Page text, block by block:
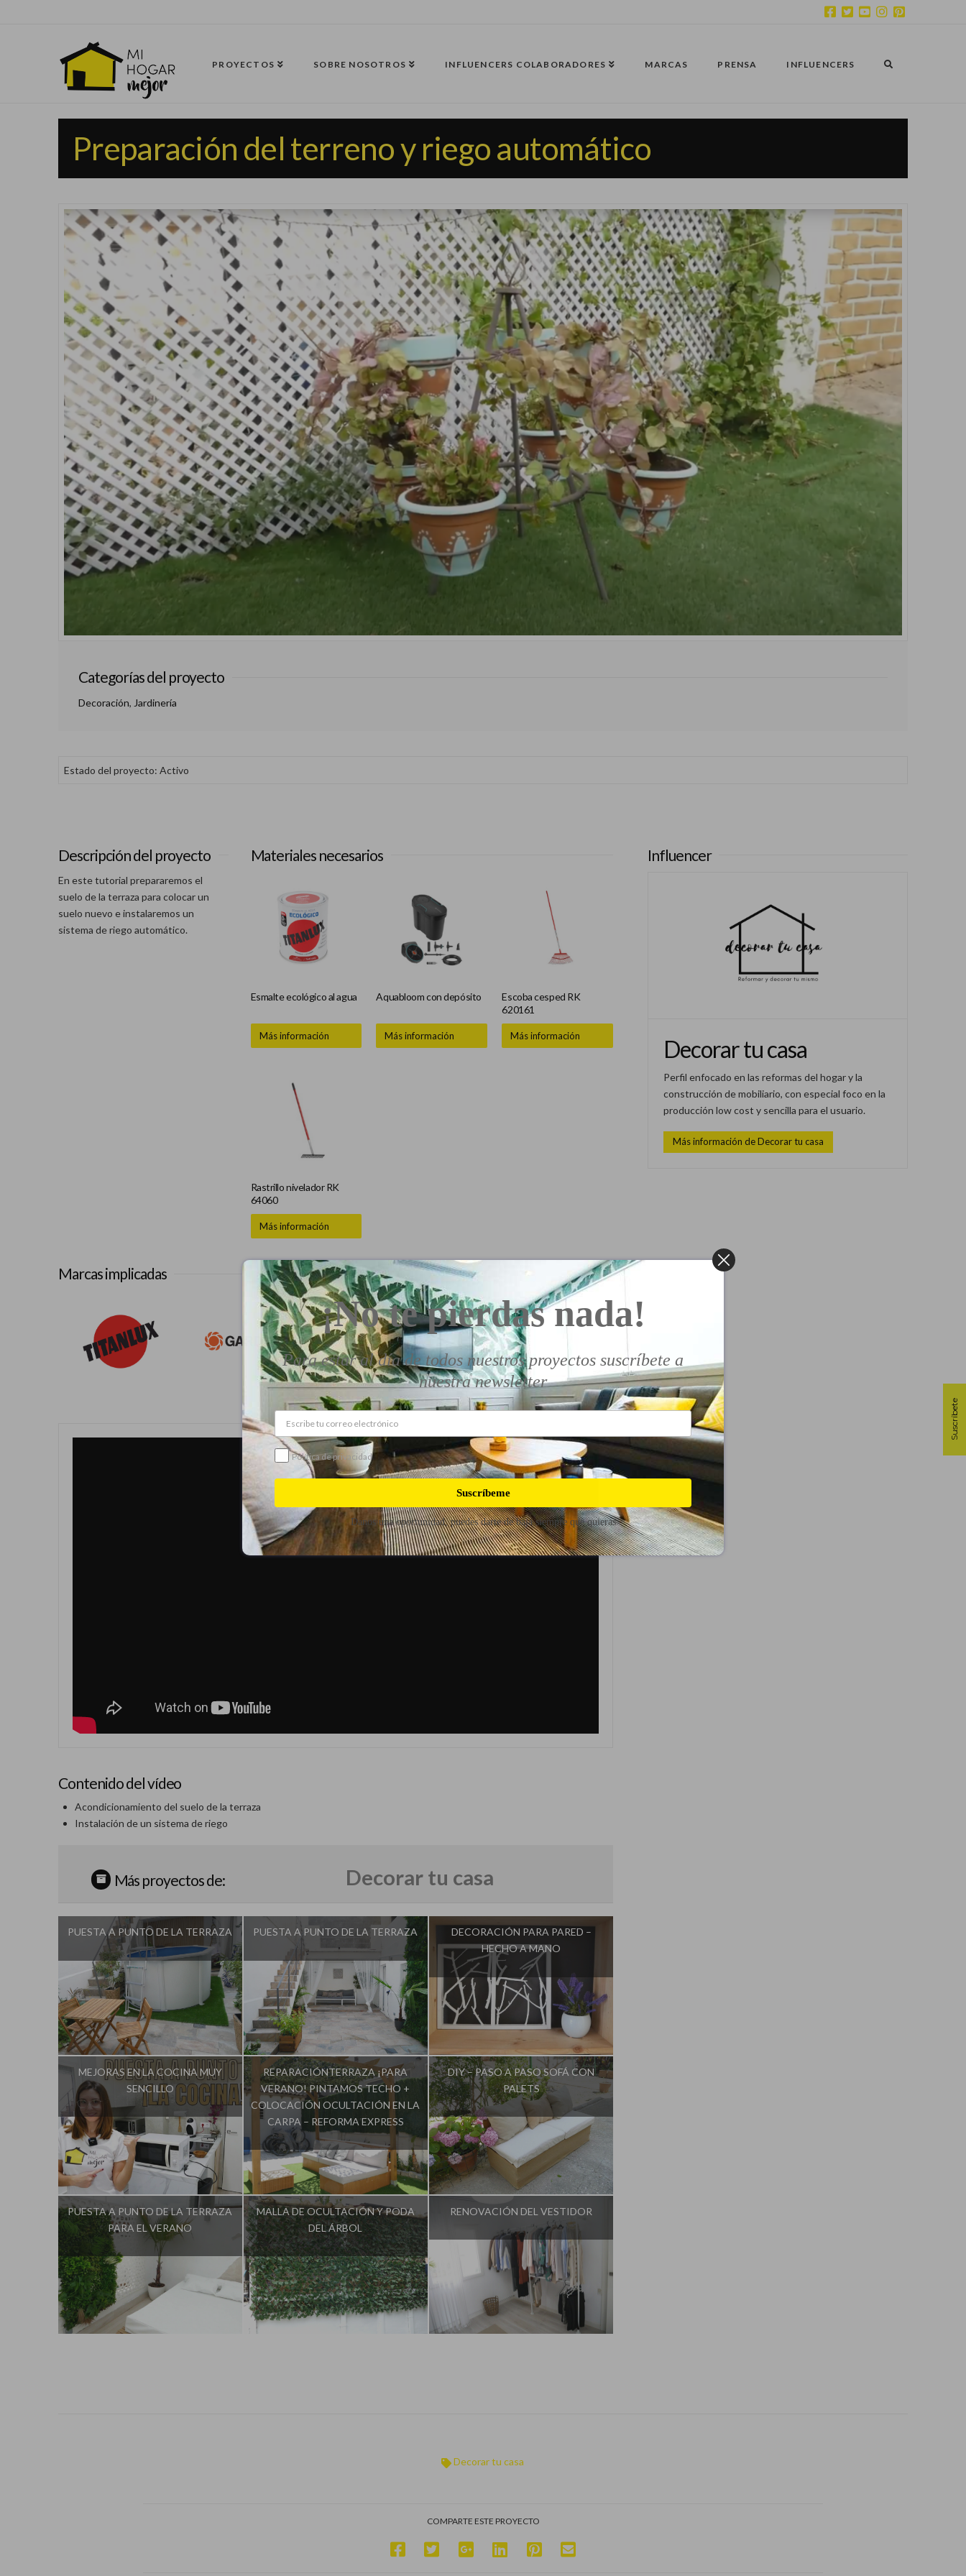
PROYECTOS SOBRE NOSOTROS INFLUENCERS COLABORADORES MARCAS PRENSA INFLUENCERS
Preparación del terreno y riego automático
Categorías del proyecto
Decoración, Jardinería
Estado del proyecto: Activo
Descripción del proyecto
En este tutorial prepararemos el
suelo de la terraza para colocar un
suelo nuevo e instalaremos un
sistema de riego automático.
Materiales necesarios
Esmalte ecológico al agua
Más información
Aquabloom con depósito
Más información
Escoba cesped RK
620161
Más información
Rastrillo nivelador RK
64060
Más información
Marcas implicadas
Contenido del vídeo
Acondicionamiento del suelo de la terraza
Instalación de un sistema de riego
Más proyectos de: Decorar tu casa
PUESTA A PUNTO DE LA TERRAZA
Influencer:Decorar tu casa
PUESTA A PUNTO DE LA TERRAZA
Influencer: Decorar tu casa
DECORACIÓN PARA PARED –
HECHO A MANO
Decorar tu casa
MEJORAS EN LA COCINA MUY
SENCILLO
Influencer: Decorar tu casa
REPARACIÓNTERRAZA ¡PARA
VERANO! PINTAMOS TECHO +
COLOCACIÓN OCULTACIÓN EN LA
CARPA – REFORMA EXPRESS
Influencer:Decorar tu casa
DIY – PASO A PASO SOFÁ CON
PALETS
Influencer: Decorar tu casa
PUESTA A PUNTO DE LA TERRAZA
PARA EL VERANO
Influencer:
MALLA DE OCULTACIÓN Y PODA
DEL ÁRBOL
Influencer:Decorar tu casa
RENOVACIÓN DEL VESTIDOR
Influencer: Decorar tu casa
Influencer
Decorar tu casa
Perfil enfocado en las reformas del hogar y la
construcción de mobiliario, con especial foco en la
producción low cost y sencilla para el usuario.
Más información de Decorar tu casa
Decorar tu casa
COMPARTE ESTE PROYECTO
Suscríbete
¡No te pierdas nada!
Para estar al día de todos nuestros proyectos suscríbete a
nuestra newsletter
Política de privacidad
Suscríbeme
Danos una oportunidad, puedes darte de baja siempre que quieras